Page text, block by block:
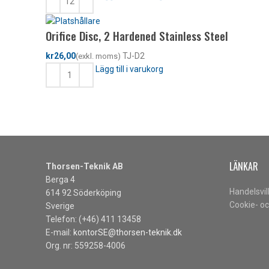
Orifice Disc, 2 Hardened Stainless Steel
kr
TJ-D2
Lägg till i varukorg
Thorsen-Teknik AB
Berga 4
614 92 Söderköping
Sverige
Telefon: (+46) 411 13458
E-mail: kontorSE@thorsen-teknik.dk
Org. nr: 559258-4006
LÄNKAR
Cookie-